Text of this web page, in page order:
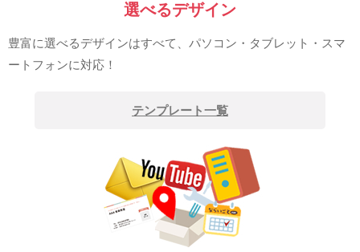
選べるデザイン
豊富に選べるデザインはすべて、パソコン・タブレット・スマ
ートフォンに対応！
テンプレート一覧